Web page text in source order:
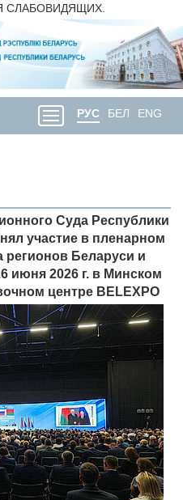
СЛАБОВИДЯЩИХ.
РУС БЕЛ ENG
Суда Республики
участие в пленарном
регионов Беларуси и
июня 2026 г. в Минском
центре BELEXPO